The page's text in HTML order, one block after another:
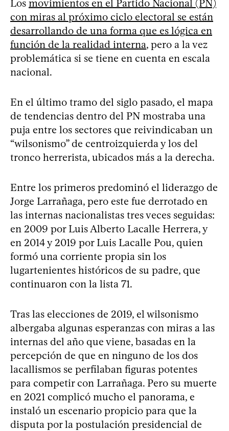
Los movimientos en el Partido Nacional (PN)
con miras al próximo ciclo electoral se están
desarrollando de una forma que es lógica en
función de la realidad interna, pero a la vez
problemática si se tiene en cuenta en escala
nacional.
En el último tramo del siglo pasado, el mapa
de tendencias dentro del PN mostraba una
puja entre los sectores que reivindicaban un
“wilsonismo” de centroizquierda y los del
tronco herrerista, ubicados más a la derecha.
Entre los primeros predominó el liderazgo de
Jorge Larrañaga, pero este fue derrotado en
las internas nacionalistas tres veces seguidas:
en 2009 por Luis Alberto Lacalle Herrera, y
en 2014 y 2019 por Luis Lacalle Pou, quien
formó una corriente propia sin los
lugartenientes históricos de su padre, que
continuaron con la lista 71.
Tras las elecciones de 2019, el wilsonismo
albergaba algunas esperanzas con miras a las
internas del año que viene, basadas en la
percepción de que en ninguno de los dos
lacallismos se perfilaban figuras potentes
para competir con Larrañaga. Pero su muerte
en 2021 complicó mucho el panorama, e
instaló un escenario propicio para que la
disputa por la postulación presidencial de